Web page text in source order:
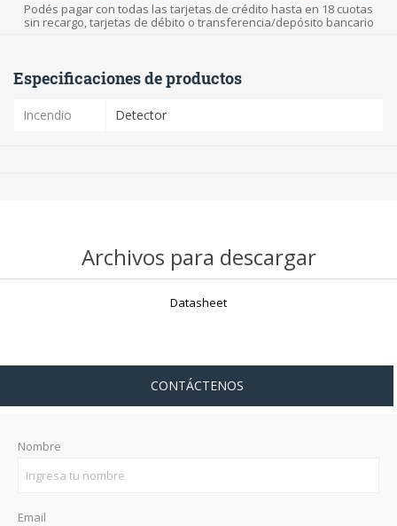
Podés pagar con todas las tarjetas de crédito hasta en 18 cuotas
sin recargo, tarjetas de débito o transferencia/depósito bancario
Especificaciones de productos
Incendio Detector
Archivos para descargar
Datasheet
CONTÁCTENOS
Nombre
Email